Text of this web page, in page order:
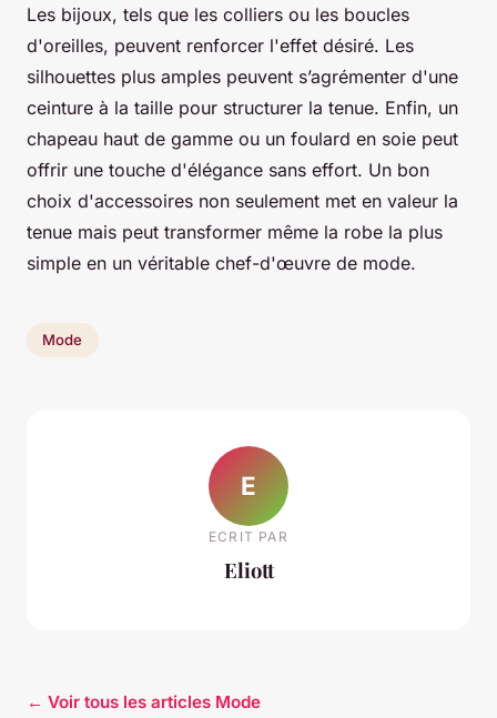
Les bijoux, tels que les colliers ou les boucles
d'oreilles, peuvent renforcer l'effet désiré. Les
silhouettes plus amples peuvent s’agrémenter d'une
ceinture à la taille pour structurer la tenue. Enfin, un
chapeau haut de gamme ou un foulard en soie peut
offrir une touche d'élégance sans effort. Un bon
choix d'accessoires non seulement met en valeur la
tenue mais peut transformer même la robe la plus
simple en un véritable chef-d'œuvre de mode.
Mode
E
ECRIT PAR
Eliott
← Voir tous les articles Mode